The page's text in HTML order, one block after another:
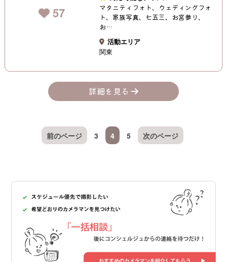
57
マタニティフォト、ウェディングフォ
ト、家族写真、七五三、お宮参り、
お…
活動エリア
関東
詳細を見る
前のページ 3 4 5 次のページ